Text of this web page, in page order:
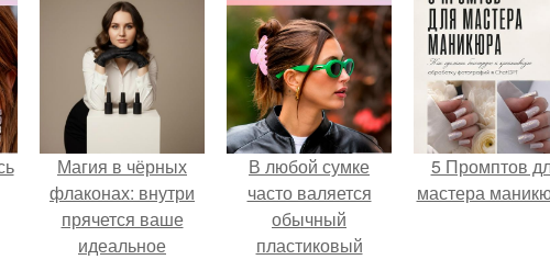
Магия в чёрных
флаконах: внутри
прячется ваше
идеальное
В любой сумке
часто валяется
обычный
пластиковый
5 Промптов
мастера